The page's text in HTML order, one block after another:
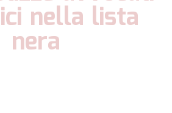
nella lista
nera